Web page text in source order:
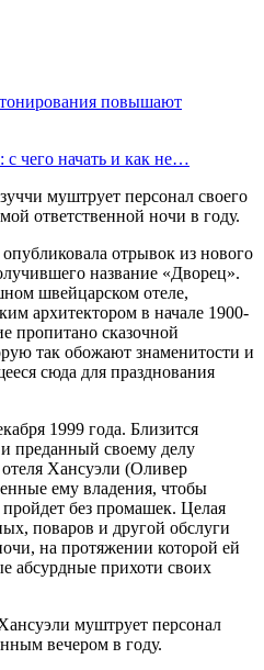
повышают
с чего начать и как не…
муштрует персонал своего
ответственной ночи в году.
отрывок из нового
название «Дворец».
швейцарском отеле,
архитектором в начале 1900-
пропитано сказочной
так обожают знаменитости и
сюда для празднования
1999 года. Близится
и преданный своему делу
Хансуэли (Оливер
ему владения, чтобы
пройдет без промашек. Целая
поваров и другой обслуги
на протяжении которой ей
абсурдные прихоти своих
муштрует персонал
вечером в году.